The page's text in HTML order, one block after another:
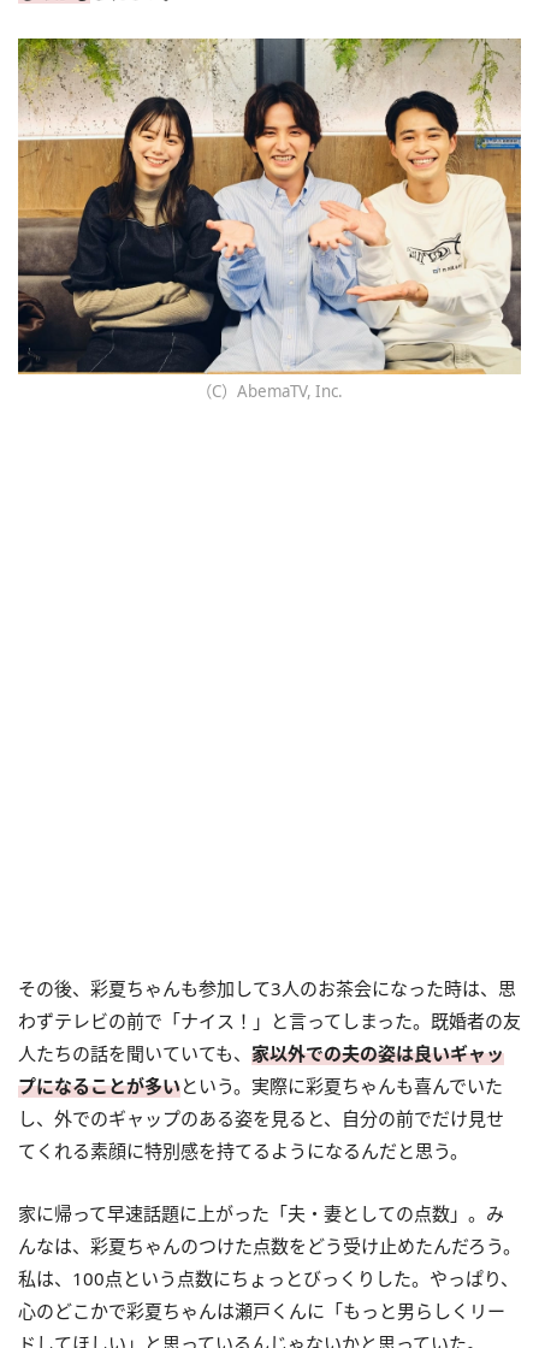
（C）AbemaTV, Inc.
その後、彩夏ちゃんも参加して3人のお茶会になった時は、思
わずテレビの前で「ナイス！」と言ってしまった。既婚者の友
人たちの話を聞いていても、 家以外での夫の姿は良いギャッ
プになることが多いという。実際に彩夏ちゃんも喜んでいた
し、外でのギャップのある姿を見ると、自分の前でだけ見せ
てくれる素顔に特別感を持てるようになるんだと思う。
家に帰って早速話題に上がった「夫・妻としての点数」。み
んなは、彩夏ちゃんのつけた点数をどう受け止めたんだろう。
私は、100点という点数にちょっとびっくりした。やっぱり、
心のどこかで彩夏ちゃんは瀬戸くんに「もっと男らしくリー
ドしてほしい」と思っているんじゃないかと思っていた。